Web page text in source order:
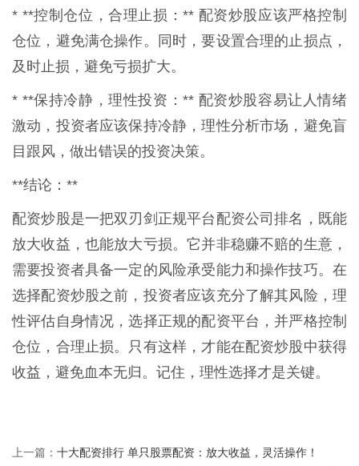
* **控制仓位，合理止损：** 配资炒股应该严格控制
仓位，避免满仓操作。同时，要设置合理的止损点，
及时止损，避免亏损扩大。
* **保持冷静，理性投资：** 配资炒股容易让人情绪
激动，投资者应该保持冷静，理性分析市场，避免盲
目跟风，做出错误的投资决策。
**结论：**
配资炒股是一把双刃剑正规平台配资公司排名，既能
放大收益，也能放大亏损。它并非稳赚不赔的生意，
需要投资者具备一定的风险承受能力和操作技巧。在
选择配资炒股之前，投资者应该充分了解其风险，理
性评估自身情况，选择正规的配资平台，并严格控制
仓位，合理止损。只有这样，才能在配资炒股中获得
收益，避免血本无归。记住，理性选择才是关键。
上一篇： 十大配资排行 单只股票配资：放大收益，灵活操作！